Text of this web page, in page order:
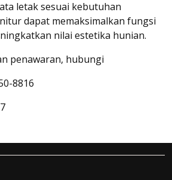
letak sesuai kebutuhan
dapat memaksimalkan fungsi
nilai estetika hunian.
penawaran, hubungi
8816